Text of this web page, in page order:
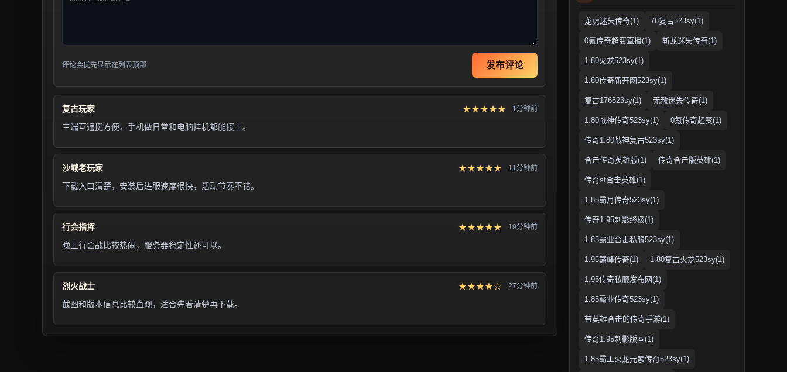
评论会优先显示在列表顶部 发布评论
复古玩家 ★★★★★ 1分钟前
三端互通挺方便，手机做日常和电脑挂机都能接上。
沙城老玩家 ★★★★★ 11分钟前
下载入口清楚，安装后进服速度很快，活动节奏不错。
行会指挥 ★★★★★ 19分钟前
晚上行会战比较热闹，服务器稳定性还可以。
烈火战士 ★★★★☆ 27分钟前
截图和版本信息比较直观，适合先看清楚再下载。
龙虎迷失传奇(1) 76复古523sy(1)
0氪传奇超变直播(1) 斩龙迷失传奇(1)
1.80火龙523sy(1)
1.80传奇新开网523sy(1)
复古176523sy(1) 无赦迷失传奇(1)
1.80战神传奇523sy(1) 0氪传奇超变(1)
传奇1.80战神复古523sy(1)
合击传奇英雄版(1) 传奇合击版英雄(1)
传奇sf合击英雄(1)
1.85霸月传奇523sy(1)
传奇1.95刺影终极(1)
1.85霸业合击私服523sy(1)
1.95巅峰传奇(1) 1.80复古火龙523sy(1)
1.95传奇私服发布网(1)
1.85霸业传奇523sy(1)
带英雄合击的传奇手游(1)
传奇1.95刺影版本(1)
1.85霸王火龙元素传奇523sy(1)